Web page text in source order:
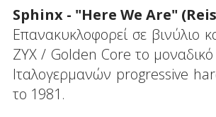
Sphinx - "Here We Are"
Επανακυκλοφορεί σε βινύλιο
ZYX / Golden Core το
Ιταλογερμανών progressive
το 1981.